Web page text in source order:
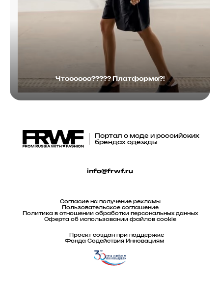
Чтоооооо????? Платформа?!
Портал о моде и российских
брендах одежды
info@frwf.ru
Согласие на получение рекламы
Пользовательское соглашение
Политика в отношении обработки персональных данных
Оферта об использовании файлов cookie
Проект создан при поддержке
Фонда Содействия Инновациям